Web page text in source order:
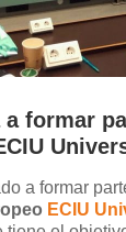
a formar
a formar
ECIU